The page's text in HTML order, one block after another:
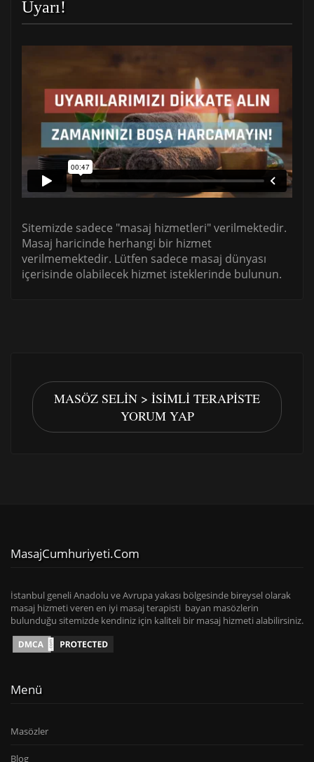
Uyarı!
Sitemizde sadece "masaj hizmetleri" verilmektedir.
Masaj haricinde herhangi bir hizmet
verilmemektedir. Lütfen sadece masaj dünyası
içerisinde olabilecek hizmet isteklerinde bulunun.
MASÖZ SELIN > İSIMLI TERAPISTE
YORUM YAP
MasajCumhuriyeti.com
İstanbul geneli Anadolu ve Avrupa yakası bölgesinde bireysel olarak
masaj hizmeti veren en iyi masaj terapisti bayan masözlerin
bulunduğu sitemizde kendiniz için kaliteli bir masaj hizmeti alabilirsiniz.
Menü
Masözler
Blog